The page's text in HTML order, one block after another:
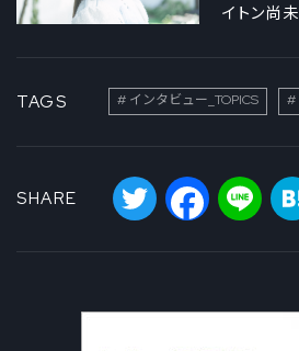
イトン尚未
TAGS インタビュー_TOPICS
SHARE
Twitter Facebook
Line